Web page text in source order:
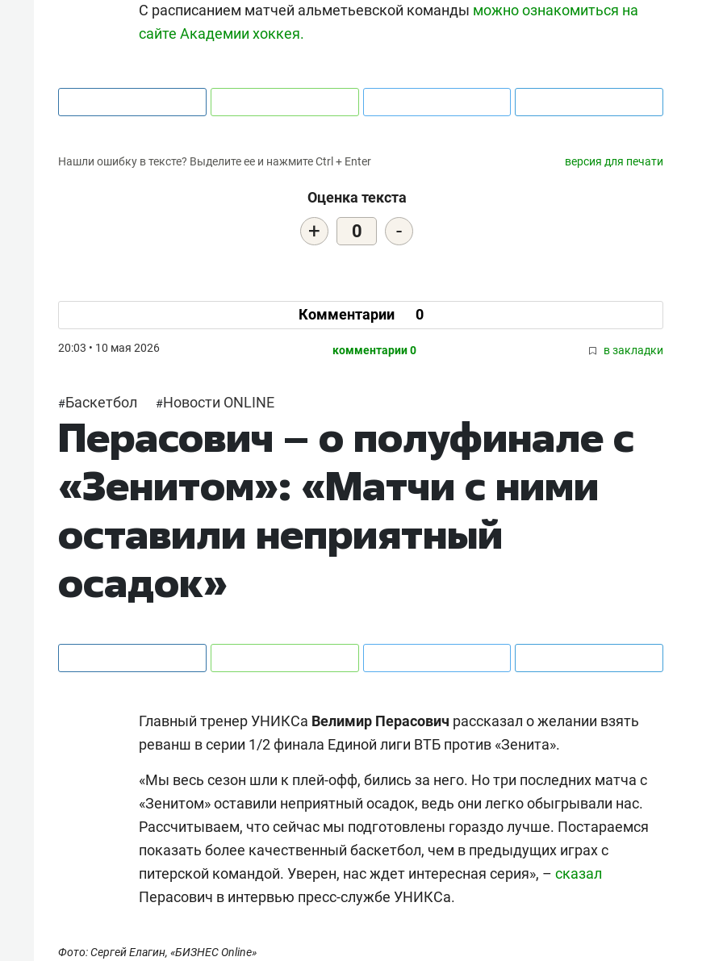
С расписанием матчей альметьевской команды можно ознакомиться на
сайте Академии хоккея.
Нашли ошибку в тексте? Выделите ее и нажмите Ctrl + Enter версия для печати
Оценка текста
+ 0 -
Комментарии 0
20:03 • 10 мая 2026 комментарии 0 в закладки
#Баскетбол #Новости ONLINE
Перасович – о полуфинале с
«Зенитом»: «Матчи с ними
оставили неприятный
осадок»
Главный тренер УНИКСа Велимир Перасович рассказал о желании взять
реванш в серии 1/2 финала Единой лиги ВТБ против «Зенита».
«Мы весь сезон шли к плей-офф, бились за него. Но три последних матча с
«Зенитом» оставили неприятный осадок, ведь они легко обыгрывали нас.
Рассчитываем, что сейчас мы подготовлены гораздо лучше. Постараемся
показать более качественный баскетбол, чем в предыдущих играх с
питерской командой. Уверен, нас ждет интересная серия», – сказал
Перасович в интервью пресс-службе УНИКСа.
Фото: Сергей Елагин, «БИЗНЕС Online»